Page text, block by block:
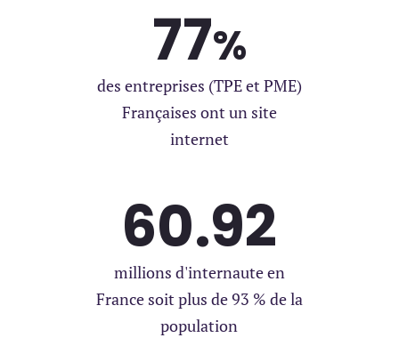
77%
des entreprises (TPE et PME)
Françaises ont un site
internet
60.92
millions d'internaute en
France soit plus de 93 % de la
population
Des informations à nous partager